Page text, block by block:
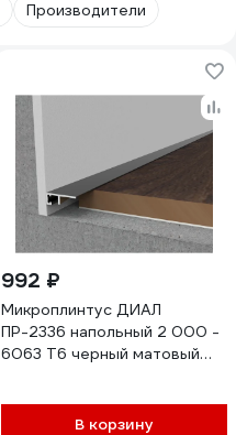
Производители
992 ₽
Микроплинтус ДИАЛ
ПР-2336 напольный 2 000 -
6063 Т6 черный матовый
В корзину